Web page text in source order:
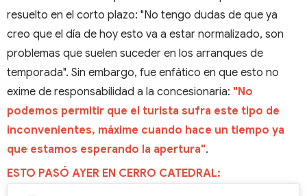
resuelto en el corto plazo: "No tengo dudas de que ya
creo que el día de hoy esto va a estar normalizado, son
problemas que suelen suceder en los arranques de
temporada". Sin embargo, fue enfático en que esto no
exime de responsabilidad a la concesionaria: "No
podemos permitir que el turista sufra este tipo de
inconvenientes, máxime cuando hace un tiempo ya
que estamos esperando la apertura".
ESTO PASÓ AYER EN CERRO CATEDRAL: